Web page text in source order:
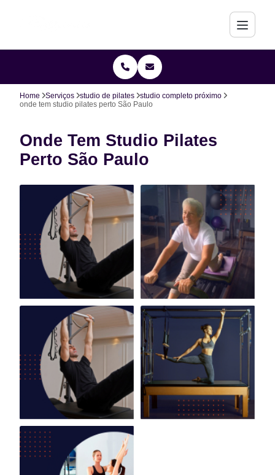
Home Serviços studio de pilates
studio completo próximo
onde tem studio pilates perto São Paulo
Onde Tem Studio Pilates
Perto São Paulo